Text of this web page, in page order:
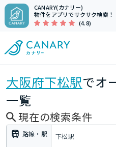
CANARY(カナリー)
物件をアプリでサクサク検索！
(4.8)
大阪府下松駅でオ
一覧
現在の検索条件
路線・駅 下松駅